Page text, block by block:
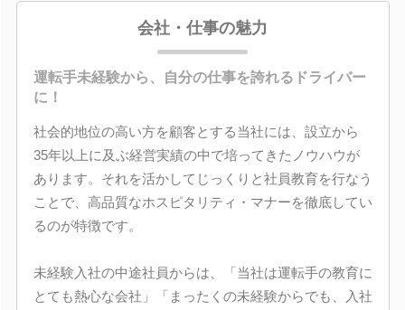
会社・仕事の魅力
運転手未経験から、自分の仕事を誇れるドライバー
に！
社会的地位の高い方を顧客とする当社には、設立から
35年以上に及ぶ経営実績の中で培ってきたノウハウが
あります。それを活かしてじっくりと社員教育を行なう
ことで、高品質なホスピタリティ・マナーを徹底してい
るのが特徴です。
未経験入社の中途社員からは、「当社は運転手の教育に
とても熱心な会社」「まったくの未経験からでも、入社